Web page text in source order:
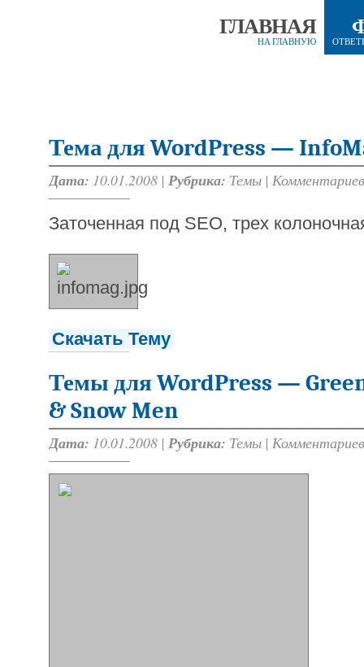
ГЛАВНАЯ
НА ГЛАВНУЮ
Тема для WordPress —
Дата: 10.01.2008 | Рубрика: Темы |
Заточенная под SEO, трех
Скачать Тему
Темы для WordPress —
& Snow Men
Дата: 10.01.2008 | Рубрика: Темы |